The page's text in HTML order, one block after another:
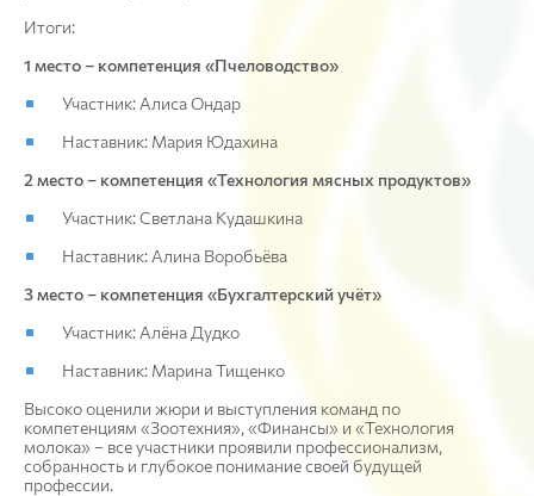
Итоги:
1 место – компетенция «Пчеловодство»
Участник: Алиса Ондар
Наставник: Мария Юдахина
2 место – компетенция «Технология мясных продуктов»
Участник: Светлана Кудашкина
Наставник: Алина Воробьёва
3 место – компетенция «Бухгалтерский учёт»
Участник: Алёна Дудко
Наставник: Марина Тищенко
Высоко оценили жюри и выступления команд по
компетенциям «Зоотехния», «Финансы» и «Технология
молока» – все участники проявили профессионализм,
собранность и глубокое понимание своей будущей
профессии.